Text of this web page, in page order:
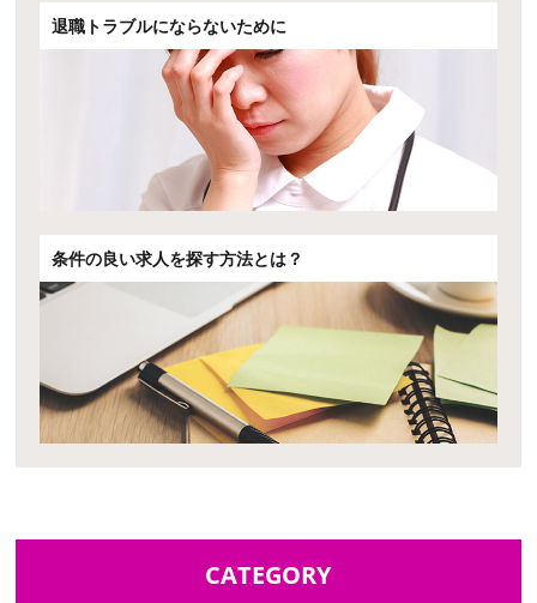
退職トラブルにならないために
条件の良い求人を探す方法とは？
CATEGORY